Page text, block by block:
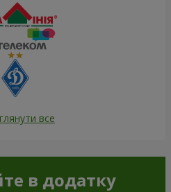
все
в додатку